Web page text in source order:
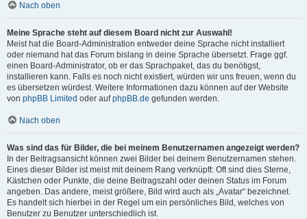
Nach oben
Meine Sprache steht auf diesem Board nicht zur Auswahl!
Meist hat die Board-Administration entweder deine Sprache nicht installiert
oder niemand hat das Forum bislang in deine Sprache übersetzt. Frage ggf.
einen Board-Administrator, ob er das Sprachpaket, das du benötigst,
installieren kann. Falls es noch nicht existiert, würden wir uns freuen, wenn du
es übersetzen würdest. Weitere Informationen dazu können auf der Website
von phpBB Limited oder aufphpBB.de gefunden werden.
Nach oben
Was sind das für Bilder, die bei meinem Benutzernamen angezeigt werden?
In der Beitragsansicht können zwei Bilder bei deinem Benutzernamen stehen.
Eines dieser Bilder ist meist mit deinem Rang verknüpft: Oft sind dies Sterne,
Kästchen oder Punkte, die deine Beitragszahl oder deinen Status im Forum
angeben. Das andere, meist größere, Bild wird auch als „Avatar“ bezeichnet.
Es handelt sich hierbei in der Regel um ein persönliches Bild, welches von
Benutzer zu Benutzer unterschiedlich ist.